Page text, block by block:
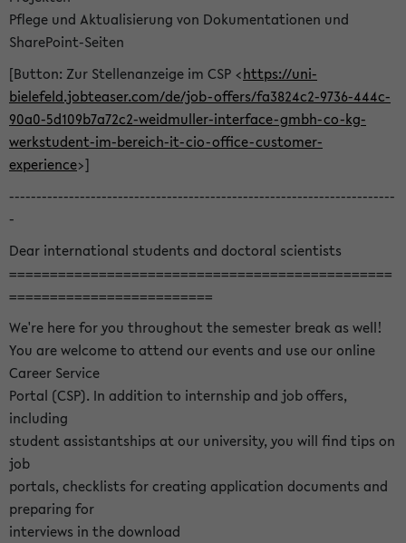
Pflege und Aktualisierung von Dokumentationen und
SharePoint-Seiten
[Button: Zur Stellenanzeige im CSP <https://uni-
bielefeld.jobteaser.com/de/job-offers/fa3824c2-9736-444c-
90a0-5d109b7a72c2-weidmuller-interface-gmbh-co-kg-
werkstudent-im-bereich-it-cio-office-customer-
experience>]
-----------------------------------------------------------------------
-
Dear international students and doctoral scientists
===============================================
=========================
We're here for you throughout the semester break as well!
You are welcome to attend our events and use our online
Career Service
Portal (CSP). In addition to internship and job offers,
including
student assistantships at our university, you will find tips on
job
portals, checklists for creating application documents and
preparing for
interviews in the download